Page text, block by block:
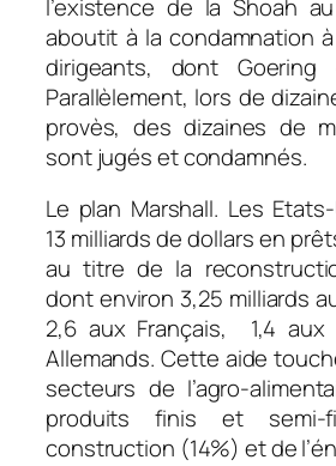
l’existence de la Shoah
aboutit à la condamnation
dirigeants, dont Goering
Parallèlement, lors de
provès, des dizaines de
sont jugés et condamnés.
Le plan Marshall. Les
13 milliards de dollars en
au titre de la
dont environ 3,25 milliards
2,6 aux Français, 1,4
Allemands. Cette aide
secteurs de l’agro-
produits finis et
construction (14%) et de